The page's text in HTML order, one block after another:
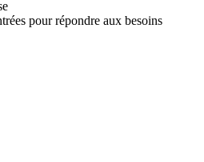
pour répondre aux besoins